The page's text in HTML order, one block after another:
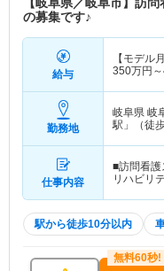
の募集です♪
給与
【モデル
350万円～
勤務地
岐阜県 岐
駅」（徒
仕事内容
■訪問看護
リハビリ
駅から徒歩10分以内